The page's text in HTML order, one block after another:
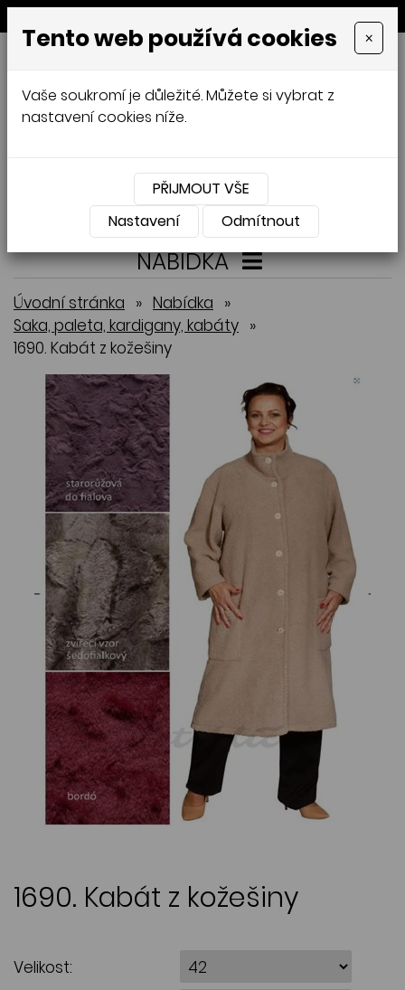
MENU
GALAMODA-XXL
Jana Mládková
XXL,ČESKÁ VÝROBA
Přihlásit Košík 0
NABÍDKA
Úvodní stránka » Nabídka »
Saka, paleta, kardigany, kabáty »
1690. Kabát z kožešiny
1690. Kabát z kožešiny
Velikost:
Tento web používá cookies ×
Vaše soukromí je důležité. Můžete si vybrat z
nastavení cookies níže.
PŘIJMOUT VŠE
Nastavení
Odmítnout